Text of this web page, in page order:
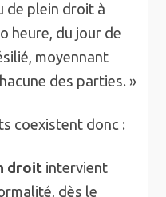
de plein droit à
heure, du jour de
moyennant
des parties. »
coexistent donc :
droit intervient
dès le